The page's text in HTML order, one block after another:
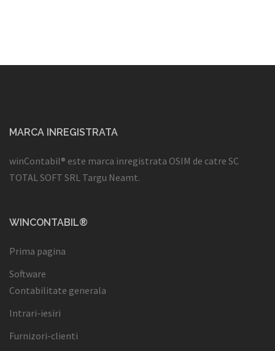
MARCA INREGISTRATA
winContabil® este marca inregistrata OSIM de catre SC
TOTAL SOFT SRL Targu Neamt.
WINCONTABIL®
Prima pagina
Software
Contabilitate generala
Intrari-iesiri
Furnizori-clienti